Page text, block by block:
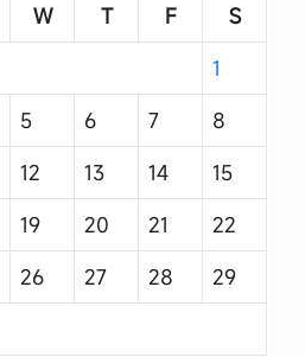
W T F
S
1
5 6 7
8
12 13 14
15
19 20 21
22
26 27 28
29